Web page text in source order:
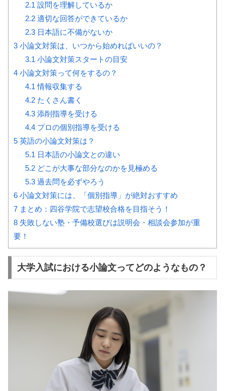
2.1 設問を理解しているか
2.2適切な回答ができているか
2.3日本語に不備がないか
3 小論文対策は、いつから始めればいいの？
3.1 小論文対策スタートの目安
4 小論文対策って何をするの？
4.1 情報収集する
4.2たくさん書く
4.3添削指導を受ける
4.4プロの個別指導を受ける
5 英語の小論文対策は？
5.1 日本語の小論文との違い
5.2どこが大事な部分なのかを見極める
5.3過去問を必ずやろう
6 小論文対策には、「個別指導」が絶対おすすめ
7 まとめ：四谷学院で志望校合格を目指そう！
8 失敗しない塾・予備校選びは説明会・相談会参加が重
要！
大学入試における小論文ってどのようなもの？